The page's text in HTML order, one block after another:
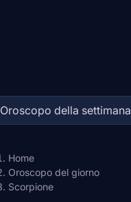
Oroscopo della settimana
Home
Oroscopo del giorno
Scorpione